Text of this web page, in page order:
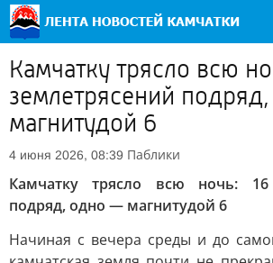
Камчатку трясло всю
землетрясений
магнитудой 6
4 июня 2026, 08:39 Паблики
Камчатку трясло всю ночь: 16
подряд, одно — магнитудой 6
Начиная с вечера среды и до